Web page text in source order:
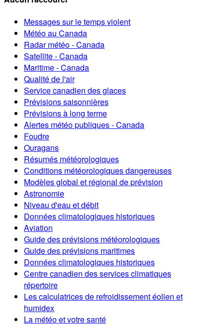
Messages sur le temps violent
Météo au Canada
Radar météo - Canada
Satellite - Canada
Maritime - Canada
Qualité de l'air
Service canadien des glaces
Prévisions saisonnières
Prévisions à long terme
Alertes météo publiques - Canada
Foudre
Ouragans
Résumés météorologiques
Conditions météorologiques dangereuses
Modèles global et régional de prévision
Astronomie
Niveau d'eau et débit
Données climatologiques historiques
Aviation
Guide des prévisions météorologiques
Guide des prévisions maritimes
Données climatologiques historiques
Centre canadien des services climatiques
répertoire
Les calculatrices de refroidissement éolien et
humidex
La météo et votre santé